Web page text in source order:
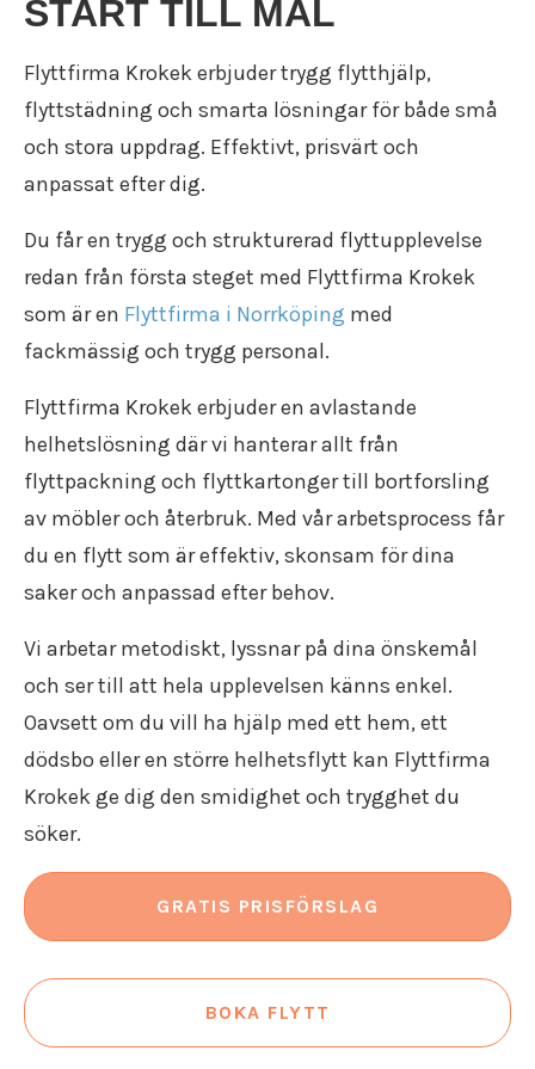
Flyttfirma Katrineholm
Flyttfirma Valdemarsvik
Flyttfirma Vadstena
Flyttfirma Jönköping
Flyttfirma Aneby
Flyttfirma Askersund
Flyttfirma Boxholm
Flyttfirma Eksjö
Flyttfirma Enköping
Flyttfirma Fagersta
Flyttfirma Finland
Flyttfirma Fjugesta
Flyttfirma Gnesta
Flyttfirma Gränna
Flyttfirma Gustavsberg
Flyttfirma Hallsberg
Flyttfirma Hallstahammar
Flyttfirma Huddinge
Flyttfirma Järna
Flyttfirma Karlskoga
Flyttfirma Kinda
Flyttfirma Köpenhamn
Flyttfirma Köping
Flyttstädning Oxelösund
Flyttstädning Gnesta
Flyttstädning Flen
Flyttstädning Järna
Flyttstädning Kungsör
Flyttstädning Torshälla
Flyttstädning Kolmården
Flyttstädning Åtvidaberg
Flyttstädning Borensberg
Flyttstädning Vingåker
Flyttstädning Ödeshög
Flyttstädning Vadstena
Flyttstädning Östergötland
Återvinning
Flyttpackning
Flyttkartonger
Byggstädning
Kontorsstädning
Slutstädning
Transportföretag
Flytt försäkring
Kollektivavtal
Anslut ditt företag
Nyheter
START TILL MÅL
Flyttfirma Krokek erbjuder trygg flytthjälp,
flyttstädning och smarta lösningar för både små
och stora uppdrag. Effektivt, prisvärt och
anpassat efter dig.
Du får en trygg och strukturerad flyttupplevelse
redan från första steget med Flyttfirma Krokek
som är en Flyttfirma i Norrköping med
fackmässig och trygg personal.
Flyttfirma Krokek erbjuder en avlastande
helhetslösning där vi hanterar allt från
flyttpackning och flyttkartonger till bortforsling
av möbler och återbruk. Med vår arbetsprocess får
du en flytt som är effektiv, skonsam för dina
saker och anpassad efter behov.
Vi arbetar metodiskt, lyssnar på dina önskemål
och ser till att hela upplevelsen känns enkel.
Oavsett om du vill ha hjälp med ett hem, ett
dödsbo eller en större helhetsflytt kan Flyttfirma
Krokek ge dig den smidighet och trygghet du
söker.
GRATIS PRISFÖRSLAG
BOKA FLYTT